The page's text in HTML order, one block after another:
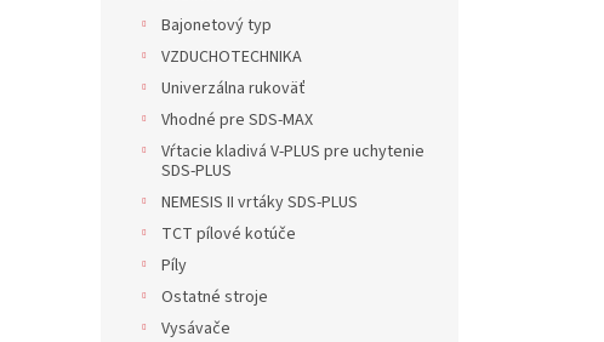
Bajonetový typ
VZDUCHOTECHNIKA
Univerzálna rukoväť
Vhodné pre SDS-MAX
Vŕtacie kladivá V-PLUS pre uchytenie
SDS-PLUS
NEMESIS II vrtáky SDS-PLUS
TCT pílové kotúče
Píly
Ostatné stroje
Vysávače